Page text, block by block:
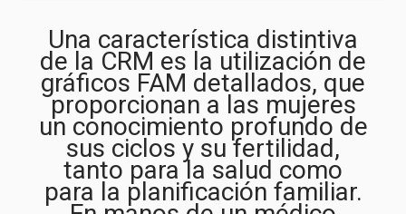
Una característica distintiva
de la CRM es la utilización de
gráficos FAM detallados, que
proporcionan a las mujeres
un conocimiento profundo de
sus ciclos y su fertilidad,
tanto para la salud como
para la planificación familiar.